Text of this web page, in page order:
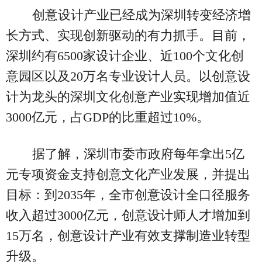
创意设计产业已经成为深圳转变经济增
长方式、实现创新驱动的有力抓手。目前，
深圳约有6500家设计企业、近100个文化创
意园区以及20万名专业设计人员。以创意设
计为龙头的深圳文化创意产业实现增加值近
3000亿元，占GDP的比重超过10%。
据了解，深圳市委市政府每年拿出5亿
元专项资金支持创意文化产业发展，并提出
目标：到2035年，全市创意设计全口径服务
收入超过3000亿元，创意设计师人才增加到
15万名，创意设计产业有效支撑制造业转型
升级。